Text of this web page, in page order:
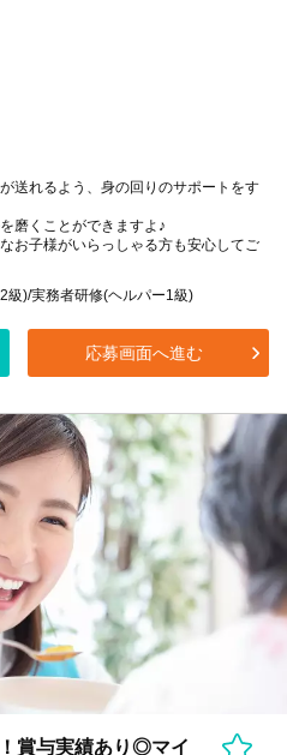
送れるよう、身の回りのサポートをす
磨くことができますよ♪
お子様がいらっしゃる方も安心してご
級)/実務者研修(ヘルパー1級)
応募画面へ進む
賞与実績あり◎マイ